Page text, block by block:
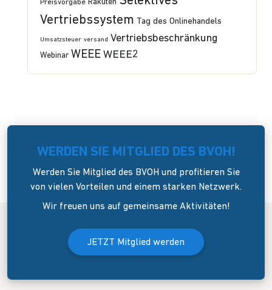
Preisvorgabe Rakuten
Vertriebssystem Tag des Onlinehandels
Umsatzsteuer versand Vertriebsbeschränkung
Webinar WEEE WEEE2
WERDEN SIE MITGLIED DES BVOH!
Werden Sie Mitglied des BVOH und profitieren Sie
von vielen Vorteilen und einem starken Netzwerk.
Wir freuen uns auf gemeinsame Aktivitäten!
JETZT Mitglied werden